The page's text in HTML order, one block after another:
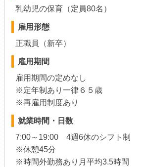
乳幼児の保育（定員80名）
雇用形態
正職員（新卒）
雇用期間
雇用期間の定めなし
※定年制あり一律６５歳
※再雇用制度あり
就業時間・日数
7:00～19:00 4週6休のシフト制
※休憩45分
※時間外勤務あり月平均3.5時間